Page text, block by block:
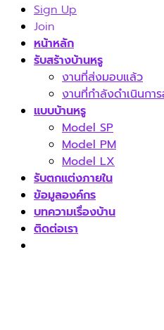
Sign Up
Join
หน้าหลัก
รับสร้างบ้านหรู
งานที่ส่งมอบแล้ว
งานที่กำลังดำเนินกา
แบบบ้านหรู
Model SP
Model PM
Model LX
รับตกแต่งภายใน
ข้อมูลองค์กร
บทความเรื่องบ้าน
ติดต่อเรา